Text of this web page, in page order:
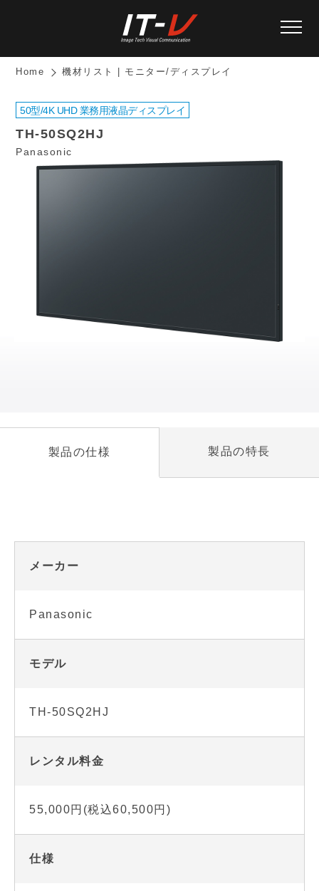
Home 機材リスト | モニター/ディスプレイ
50型/4K UHD 業務用液晶ディスプレイ
TH-50SQ2HJ
Panasonic
製品の仕様
メーカー
Panasonic
モデル
TH-50SQ2HJ
レンタル料金
55,000円(税込60,500円)
仕様
製品の特長